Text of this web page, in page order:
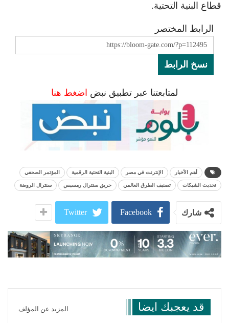
قطاع البنية التحتية.
الرابط المختصر
نسخ الرابط
لمتابعتنا عبر تطبيق نبض اضغط هنا
أهم الأخبار الإنترنت في مصر البنية التحتية الرقمية المؤتمر الصحفي
تحديث الشبكات تصنيف الطرق العالمي حريق سنترال رمسيس سنترال الروضة
شارك Facebook
Twitter
قد يعجبك ايضا المزيد عن المؤلف